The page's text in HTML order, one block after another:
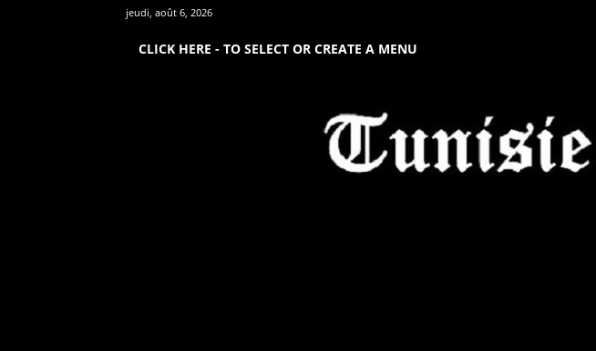
jeudi, août 6, 2026
CLICK HERE - TO SELECT OR CREATE A MENU